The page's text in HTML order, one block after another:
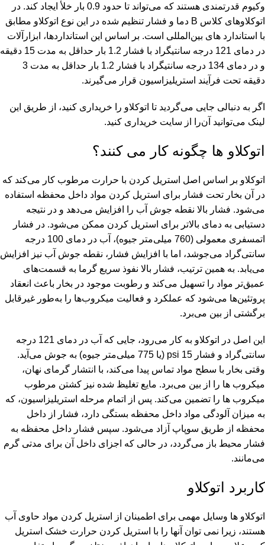
وکیوم قدرتمندی هستند که می‌تواند تا حدود 0.9 بار خلأ ایجاد کند. در
اتوکلاو‌های کلاس B دما و فشار تنظیم شده در این نوع اتوکلاو مطابق
با استاندارد های بین‌المللی است. بر اساس این استانداردها، ابزارآلات
در دمای 121 درجه سانتیگراد با فشار 1.2 بار حداقل به مدت 15 دقیقه
و در دمای 134 درجه سانتیگراد با فشار 1.2 بار حداقل به مدت 3
دقیقه تحت فرآیند استریلیزاسیون قرار می‌گیرند.
اگر به دنبالی جایی می‌گردید تا اتوکلاو را خریداری کنید، از طریق این
لینک می‌توانید آن‌را از سایت خریداری کنید.
اتوکلاو ها چگونه کار می کنند؟
اتوکلاو بر اساس اصل استریل کردن با حرارت مرطوب کار می‌کند که
در آن بخار تحت فشار برای استریل کردن مواد داخل محفظه استفاده
می‌شود. فشار بالا نقطه جوش آب را افزایش می‌دهد و در نتیجه
دستیابی به دمای بالاتر برای استریل کردن ممکن می‌شود. در فشار
اتمسفری معمولی (760 میلی‌متر جیوه)، آب در دمای 100 درجه
سانتی‌گراد می‌جوشد، اما با افزایش فشار، نقطه جوش آب نیز افزایش
می‌یابد. به همین ترتیب، فشار بالا نفوذ سریع گرما به قسمت‌های
عمیق‌تر مواد را تسهیل می‌کند و رطوبت موجود در بخار باعث انعقاد
پروتئین‌ها می‌شود که عملکرد و فعالیت میکروب‌ها را به‌طور غیرقابل
برگشتی از بین می‌برد.
این اصل در اتوکلاو به کار می‌رود، جایی که آب در دمای 121 درجه
سانتی‌گراد و فشار 15 psi (یا 775 میلی‌متر جیوه) به جوش می‌آید.
وقتی بخار با سطح مواد تماس پیدا می‌کند، با انتشار گرمای نهان،
میکروب ‌ها را از بین می‌برد. مایع تغلیظ شده نیز کشتن مرطوب
میکروب ‌ها را تضمین می‌کند. پس از اتمام مرحله استریلیزاسیون، که
به میزان آلودگی مواد داخل محفظه بستگی دارد، فشار از داخل
محفظه از طریق سوپاپ آزاد می‌شود. سپس فشار داخل محفظه به
فشار محیط باز می‌گردد، در حالی که اجزای داخل آن برای مدتی گرم
می‌مانند.
کاربرد اتوکلاو
اتوکلاو ها وسایل مهمی برای اطمینان از استریل کردن مواد حاوی آب
هستند، زیرا نمی توان آنها را با استریل کردن حرارت خشک استریل